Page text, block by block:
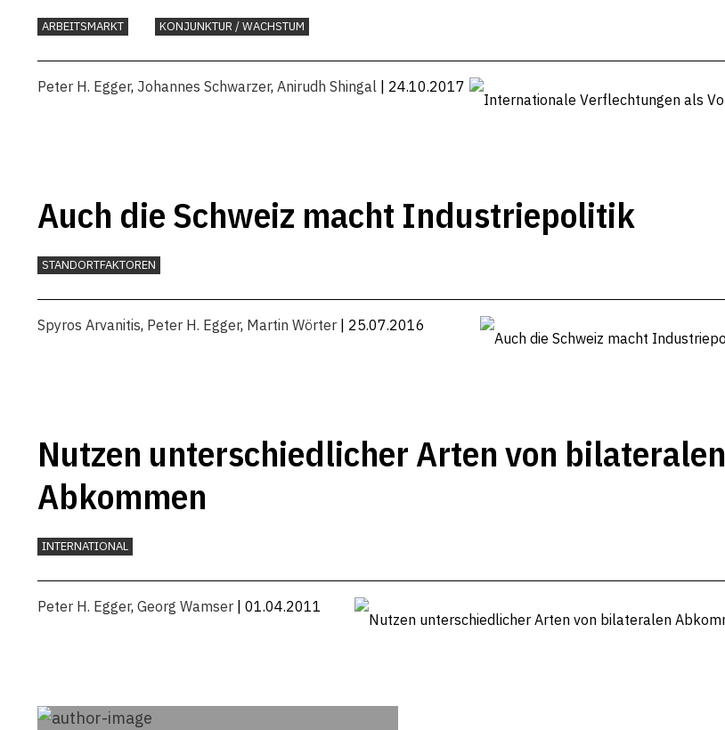
ARBEITSMARKT KONJUNKTUR / WACHSTUM
Peter H. Egger, Johannes Schwarzer, Anirudh Shingal | 24.10.2017
Auch die Schweiz macht Industriepolitik
STANDORTFAKTOREN
Spyros Arvanitis, Peter H. Egger, Martin Wörter | 25.07.2016
Nutzen unterschiedlicher Arten von bilateralen
Abkommen
INTERNATIONAL
Peter H. Egger, Georg Wamser | 01.04.2011